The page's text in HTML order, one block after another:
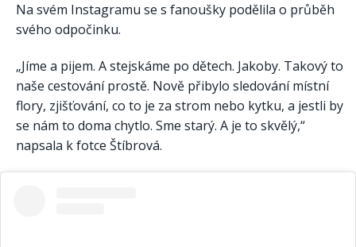
Na svém Instagramu se s fanoušky podělila o průběh
svého odpočinku.
„Jíme a pijem. A stejskáme po dětech. Jakoby. Takový to
naše cestování prostě. Nově přibylo sledování místní
flory, zjišťování, co to je za strom nebo kytku, a jestli by
se nám to doma chytlo. Sme starý. A je to skvělý,“
napsala k fotce Štíbrová.